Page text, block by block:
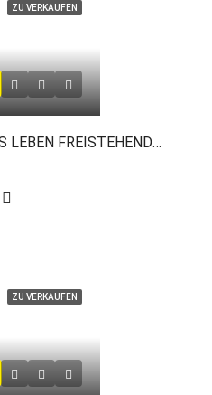
ZU VERKAUFEN
DIPKARPAZ GESUNDES LEBEN FREISTEHENDE HAUSER
ZU VERKAUFEN